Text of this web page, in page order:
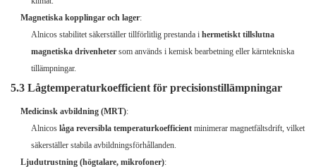
Magnetiska kopplingar och lager:
Alnicos stabilitet säkerställer tillförlitlig prestanda i hermetiskt tillslutna
magnetiska drivenhetersom används i kemisk bearbetning eller kärntekniska
tillämpningar.
5.3 Lågtemperaturkoefficient för precisionstillämpningar
Medicinsk avbildning (MRT):
Alnicos låga reversibla temperaturkoefficientminimerar magnetfältsdrift, vilket
säkerställer stabila avbildningsförhållanden.
Ljudutrustning (högtalare, mikrofoner):